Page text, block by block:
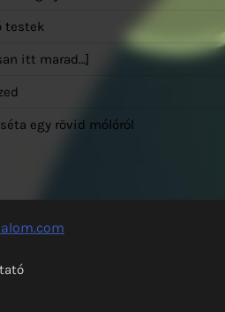
testek
itt marad…]
egy rövid mólóról